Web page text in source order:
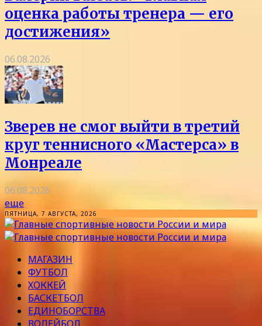
оценка работы тренера — его
достижения»
06.08.2026
Зверев не смог выйти в третий
круг теннисного «Мастерса» в
Монреале
06.08.2026
еще
ПЯТНИЦА, 7 АВГУСТА, 2026
МАГАЗИН
ФУТБОЛ
ХОККЕЙ
БАСКЕТБОЛ
ЕДИНОБОРСТВА